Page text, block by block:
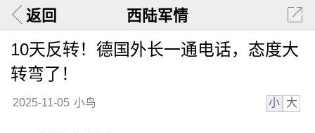
返回 西陆军情
10天反转！德国外长一通电话，态度大
转弯了！
2025-11-05 小鸟 小 大